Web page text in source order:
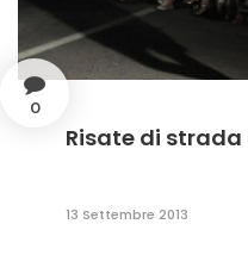
0
Risate di
13 Settembre 2013